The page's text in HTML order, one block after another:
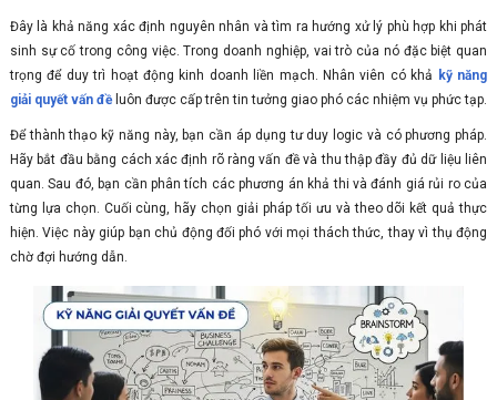
Đây là khả năng xác định nguyên nhân và tìm ra hướng xử lý phù hợp khi phát
sinh sự cố trong công việc. Trong doanh nghiệp, vai trò của nó đặc biệt quan
trọng để duy trì hoạt động kinh doanh liền mạch. Nhân viên có khả kỹ năng
giải quyết vấn đềluôn được cấp trên tin tưởng giao phó các nhiệm vụ phức tạp.
Để thành thạo kỹ năng này, bạn cần áp dụng tư duy logic và có phương pháp.
Hãy bắt đầu bằng cách xác định rõ ràng vấn đề và thu thập đầy đủ dữ liệu liên
quan. Sau đó, bạn cần phân tích các phương án khả thi và đánh giá rủi ro của
từng lựa chọn. Cuối cùng, hãy chọn giải pháp tối ưu và theo dõi kết quả thực
hiện. Việc này giúp bạn chủ động đối phó với mọi thách thức, thay vì thụ động
chờ đợi hướng dẫn.